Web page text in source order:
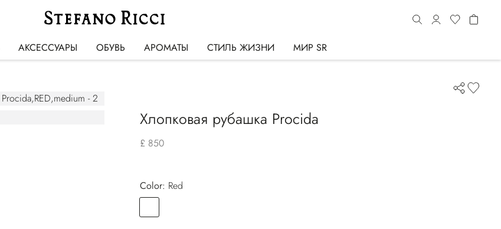
АКСЕССУАРЫ ОБУВЬ АРОМАТЫ СТИЛЬ ЖИЗНИ МИР SR
Хлопковая рубашка Procida
£ 850
Color:
red